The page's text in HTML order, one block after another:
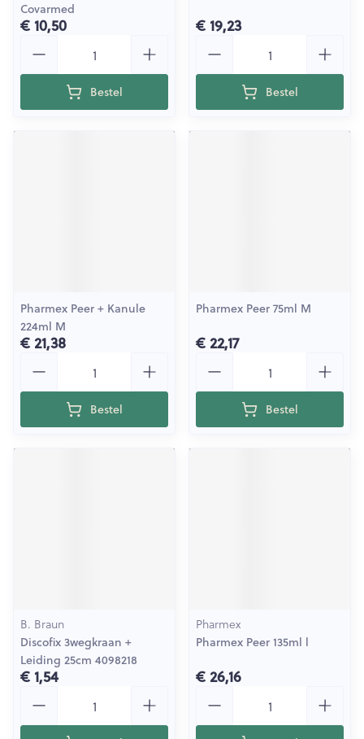
Covarmed
€ 10,50
Bestel
€ 19,23
Bestel
Pharmex Peer + Kanule
224ml M
€ 21,38
Bestel
Pharmex Peer 75ml M
€ 22,17
Bestel
B. Braun
Discofix 3wegkraan +
Leiding 25cm 4098218
€ 1,54
Pharmex
Pharmex Peer 135ml l
€ 26,16